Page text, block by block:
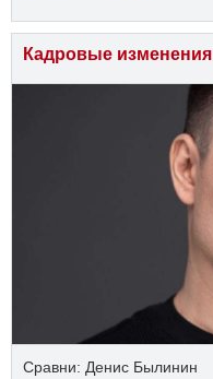
Кадровые изменения
Сравни: Денис Былинин